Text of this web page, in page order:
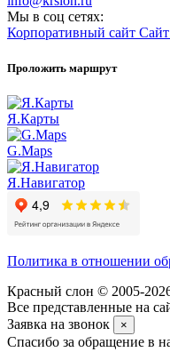
Мы в соц сетях:
Корпоративный сайт
Проложить маршрут
Я.Карты
G.Maps
Я.Навигатор
Политика в отношении
Красный слон © 2005-
Все представленные на
Заявка на звонок
×
Спасибо за обращение в